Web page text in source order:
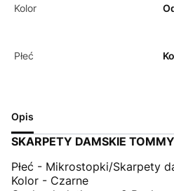
Kolor
Płeć
Opis
SKARPETY DAMSKIE
Płeć - Mikrostopki/Skarpety
Kolor - Czarne